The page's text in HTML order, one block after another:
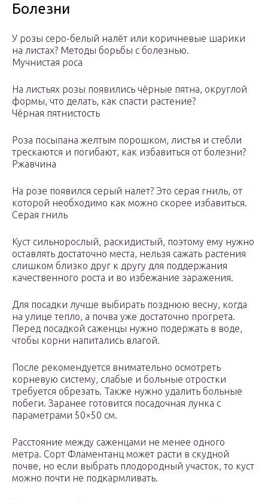
Болезни
У розы серо-белый налёт или коричневые шарики
на листах? Методы борьбы с болезнью.
Мучнистая роса
На листьях розы появились чёрные пятна, округлой
формы, что делать, как спасти растение?
Чёрная пятнистость
Роза посыпана желтым порошком, листья и стебли
трескаются и погибают, как избавиться от болезни?
Ржавчина
На розе появился серый налет? Это серая гниль, от
которой необходимо как можно скорее избавиться.
Серая гниль
Куст сильнорослый, раскидистый, поэтому ему нужно
оставлять достаточно места, нельзя сажать растения
слишком близко друг к другу для поддержания
качественного роста и во избежание заражения.
Для посадки лучше выбирать позднюю весну, когда
на улице тепло, а почва уже достаточно прогрета.
Перед посадкой саженцы нужно подержать в воде,
чтобы корни напитались влагой.
После рекомендуется внимательно осмотреть
корневую систему, слабые и больные отростки
требуется обрезать. Также нужно удалить больные
побеги. Заранее готовится посадочная лунка с
параметрами 50×50 см.
Расстояние между саженцами не менее одного
метра. Сорт Фламентанц может расти в скудной
почве, но если выбрать плодородный участок, то куст
можно почти не подкармливать.